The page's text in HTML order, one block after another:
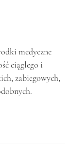
medyczne
ciągłego i
zabiegowych,